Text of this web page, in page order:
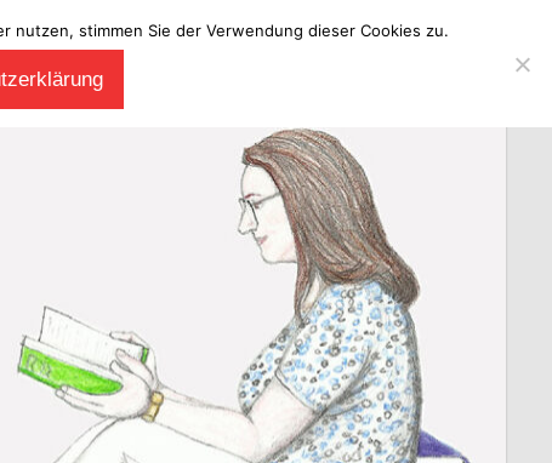
nutzen, stimmen Sie der Verwendung dieser Cookies zu.